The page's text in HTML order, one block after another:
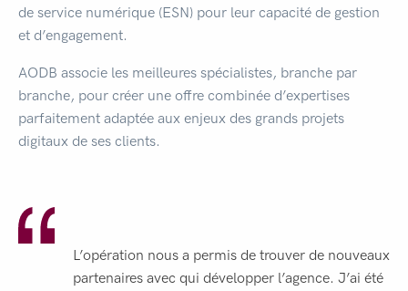
de service numérique (ESN) pour leur capacité de gestion
et d’engagement.
AODB associe les meilleures spécialistes, branche par
branche, pour créer une offre combinée d’expertises
parfaitement adaptée aux enjeux des grands projets
digitaux de ses clients.
L’opération nous a permis de trouver de nouveaux
partenaires avec qui développer l’agence. J’ai été